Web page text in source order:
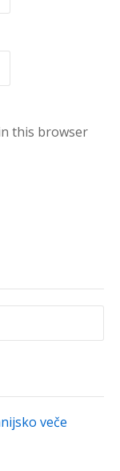
this browser
veče